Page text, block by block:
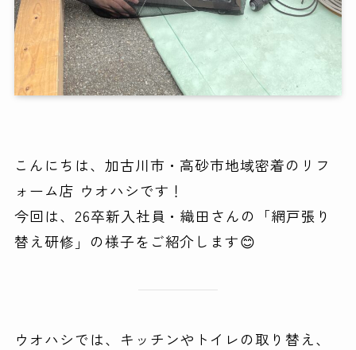
こんにちは、加古川市・高砂市地域密着のリフ
ォーム店 ウオハシです！
今回は、26卒新入社員・織田さんの「網戸張り
替え研修」の様子をご紹介します😊
ウオハシでは、キッチンやトイレの取り替え、